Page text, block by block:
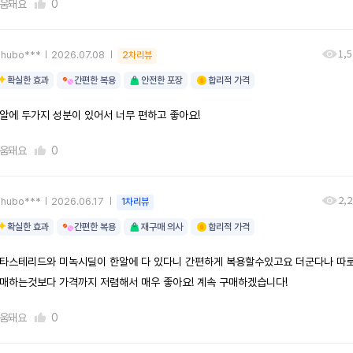
돼요 0
2026.07.08 2차리뷰
확실한 효과 간편한 복용 안전한 포장 합리적 가격
에 두가지 성분이 있어서 너무 편하고 좋아요!
돼요 0
2026.06.17 1차리뷰
확실한 효과 간편한 복용 재구매 의사 합리적 가격
스테리드와 미녹시딜이 한알에 다 있다니 간편하게 복용할수있고요 더군다나 따
하는것보다 가격까지 저렴해서 매우 좋아요! 계속 구매하겠습니다!
돼요 0